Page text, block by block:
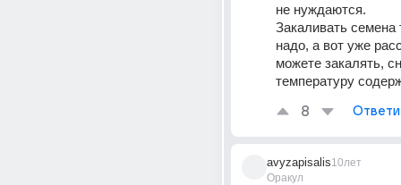
не нуждаются.
Закаливать семена
надо, а вот уже
можете закалять,
температуру
8
avyzapisalis
Оракул
10лет